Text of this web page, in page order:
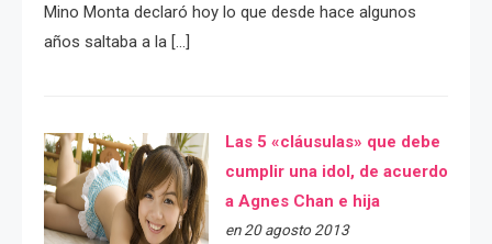
Mino Monta declaró hoy lo que desde hace algunos
años saltaba a la […]
Las 5 «cláusulas» que debe
cumplir una idol, de acuerdo
a Agnes Chan e hija
en 20 agosto 2013